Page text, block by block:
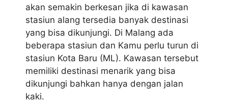
akan semakin berkesan jika di kawasan
stasiun alang tersedia banyak destinasi
yang bisa dikunjungi. Di Malang ada
beberapa stasiun dan Kamu perlu turun di
stasiun Kota Baru (ML). Kawasan tersebut
memiliki destinasi menarik yang bisa
dikunjungi bahkan hanya dengan jalan
kaki.